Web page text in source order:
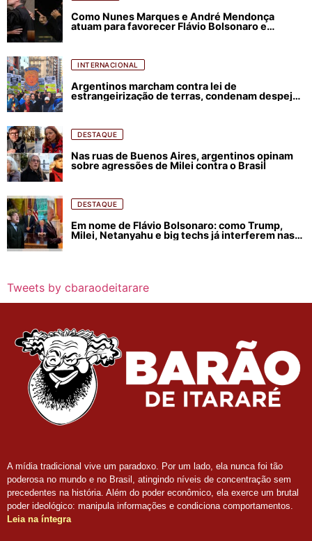
Como Nunes Marques e André Mendonça
atuam para favorecer Flávio Bolsonaro e
INTERNACIONAL
Argentinos marcham contra lei de
estrangeirização de terras, condenam despejos
DESTAQUE
Nas ruas de Buenos Aires, argentinos opinam
sobre agressões de Milei contra o Brasil
DESTAQUE
Em nome de Flávio Bolsonaro: como Trump,
Milei, Netanyahu e big techs já interferem nas
Tweets by cbaraodeitarare
A mídia tradicional vive um paradoxo. Por um lado, ela nunca foi tão
poderosa no mundo e no Brasil, atingindo níveis de concentração sem
precedentes na história. Além do poder econômico, ela exerce um brutal
poder ideológico: manipula informações e condiciona comportamentos.
Leia na íntegra